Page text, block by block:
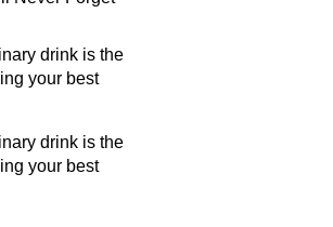
drink is the
your best
drink is the
your best